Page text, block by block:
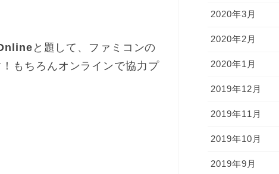
と題して、ファミコンの
もちろんオンラインで協力プ
2020年3月
2020年2月
2020年1月
2019年12月
2019年11月
2019年10月
2019年9月